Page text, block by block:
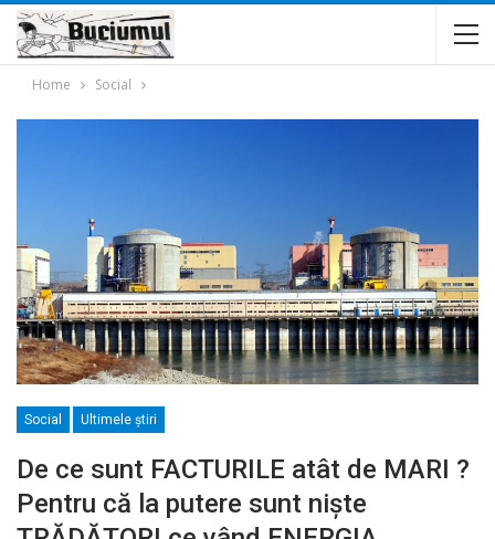
Home Social
Social Ultimele ştiri
De ce sunt FACTURILE atât de MARI ?
Pentru că la putere sunt niște